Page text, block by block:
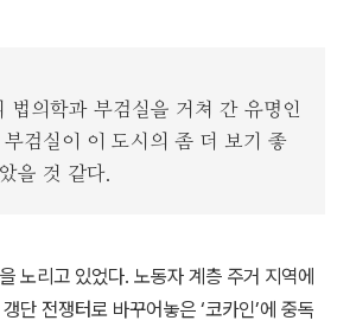
림 슬리퍼의 수사 과정을 추적해온 크리
모아 <그림 슬리퍼 : 사우스 센트럴에서
다. 이 책은 정의로 가는 길고 험난한 길을
담아낸 범죄 르포집이다.
법의학과 부검실을 거쳐 간 유명인
검실이 이 도시의 좀 더 보기 좋
을 것 같다.
노리고 있었다. 노동자 계층 주거 지역에
단 전쟁터로 바꾸어놓은 ‘코카인’에 중독